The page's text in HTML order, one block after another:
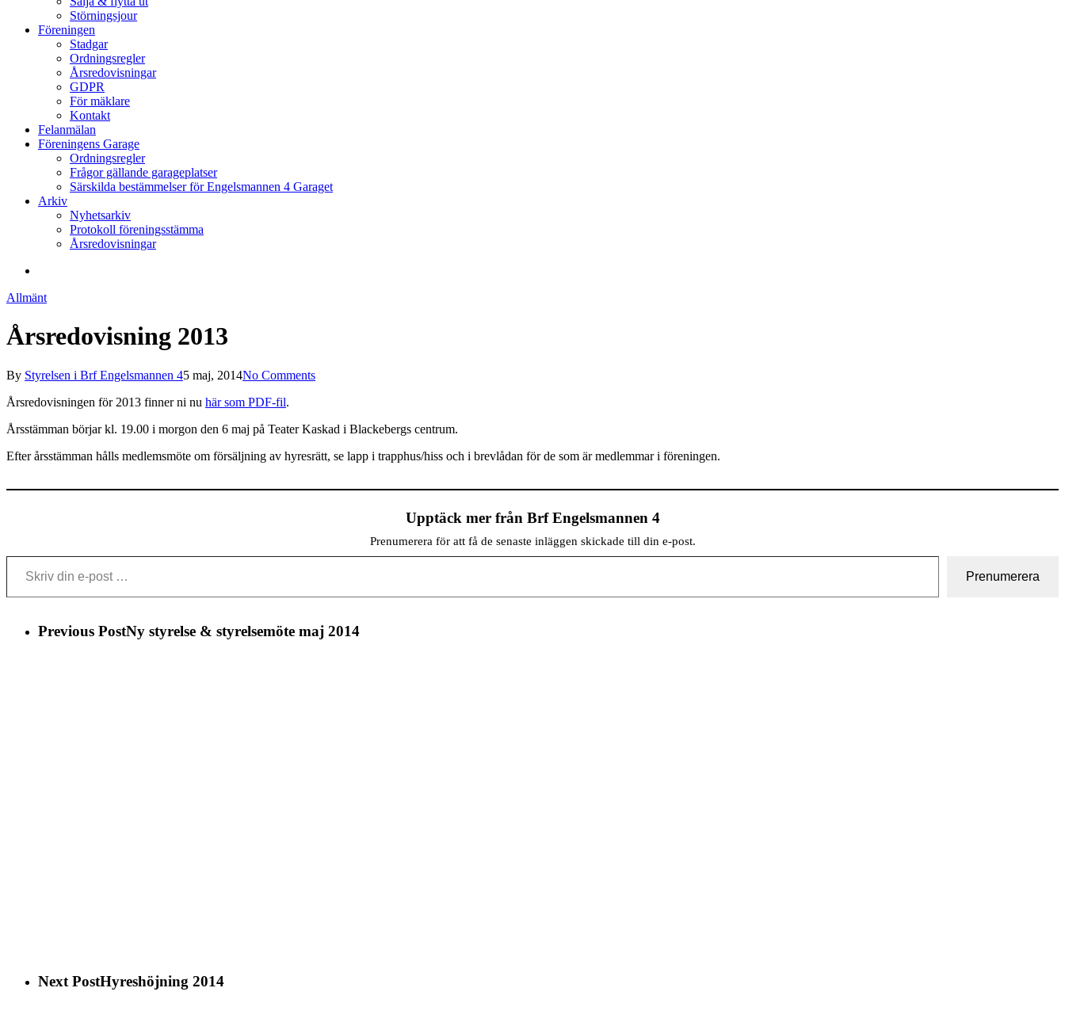
Störningsjour
Föreningen
Stadgar
Ordningsregler
Årsredovisningar
GDPR
För mäklare
Kontakt
Felanmälan
Föreningens Garage
Ordningsregler
Frågor gällande garageplatser
Särskilda bestämmelser för Engelsmannen 4 Garaget
Arkiv
Nyhetsarkiv
Protokoll föreningsstämma
Årsredovisningar
Allmänt
Årsredovisning 2013
By Styrelsen i Brf Engelsmannen 45 maj, 2014No Comments
Årsredovisningen för 2013 finner ni nu här som PDF-fil.
Årsstämman börjar kl. 19.00 i morgon den 6 maj på Teater Kaskad i Blackebergs centrum.
Efter årsstämman hålls medlemsmöte om försäljning av hyresrätt, se lapp i trapphus/hiss och i brevlådan för de som är medlemmar i föreningen.
Upptäck mer från Brf Engelsmannen 4
Prenumerera för att få de senaste inläggen skickade till din e-post.
Skriv din e-post …
Prenumerera
Previous PostNy styrelse & styrelsemöte maj 2014
Next PostHyreshöjning 2014